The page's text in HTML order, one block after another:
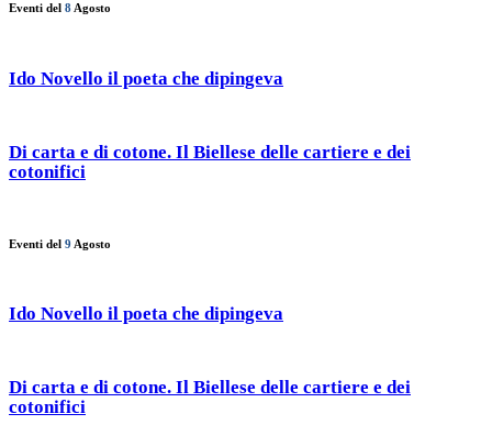
Eventi del 8 Agosto
Ido Novello il poeta che dipingeva
Di carta e di cotone. Il Biellese delle cartiere e dei
cotonifici
Eventi del 9 Agosto
Ido Novello il poeta che dipingeva
Di carta e di cotone. Il Biellese delle cartiere e dei
cotonifici